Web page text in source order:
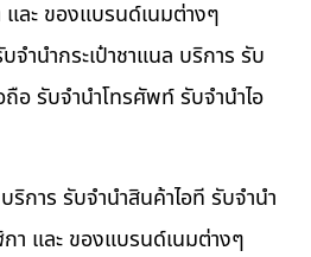
ละ ของแบรนด์เนมต่างๆ
ำนำกระเป๋าชาแนล บริการ รับ
อ รับจำนำโทรศัพท์ รับจำนำไอ
การ รับจำนำสินค้าไอที รับจำนำ
า และ ของแบรนด์เนมต่างๆ